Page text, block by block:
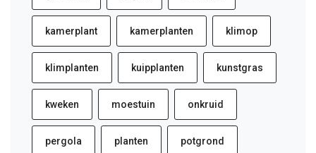
kamerplant kamerplanten klimop
klimplanten kuipplanten kunstgras
kweken moestuin onkruid
pergola planten potgrond